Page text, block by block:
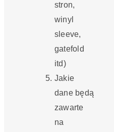
stron,
winyl
sleeve,
gatefold
itd)
Jakie
dane będą
zawarte
na